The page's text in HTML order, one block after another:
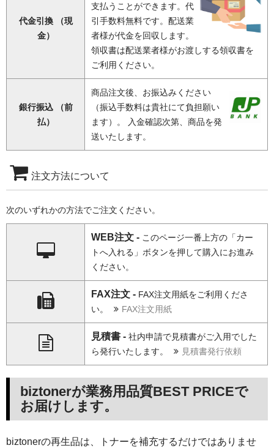
代金引換 （現
金）
支払うことができます。代
引手数料無料です。配送業
者様が代金を回収します。
領収書は配送業者様がお渡しする領収書を
ご利用ください。
銀行振込 （前
払）
商品注文後、お振込みください
（振込手数料は貴社にて負担願い
ます）。 入金確認次第、商品を発
送いたします。
注文方法について
次のいずれかの方法でご注文ください。
WEB注文 - このページ一番上方の「カー
トへ入れる」ボタンを押して購入にお進み
ください。
FAX注文 - FAX注文用紙をご利用くださ
い。
FAX注文用紙
見積書 - 社内申請で見積書がご入用でした
ら発行いたします。
見積書発行依頼
biztonerが業務用品質BEST PRICEで
お届けします。
biztonerの再生品は、トナーを補充するだけではありませ